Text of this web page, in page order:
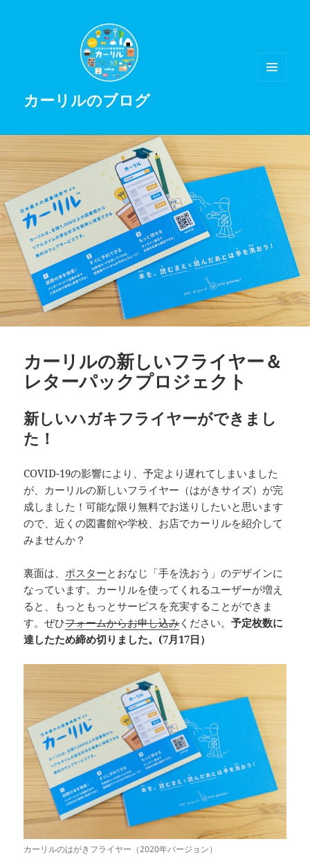
カーリルのブログ
カーリルの新しいフライヤー＆
レターパックプロジェクト
新しいハガキフライヤーができまし
た！
COVID-19の影響により、予定より遅れてしまいました
が、カーリルの新しいフライヤー（はがきサイズ）が完
成しました！可能な限り無料でお送りしたいと思います
ので、近くの図書館や学校、お店でカーリルを紹介して
みませんか？
裏面は、 ポスターとおなじ「手を洗おう」のデザインに
なっています。カーリルを使ってくれるユーザーが増え
ると、もっともっとサービスを充実することができま
す。ぜひフォームからお申し込みください。予定枚数に
達したため締め切りました。(7月17日）
カーリルのはがきフライヤー（2020年バージョン）